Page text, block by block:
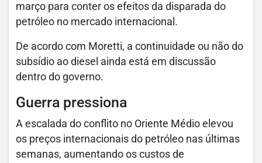
março para conter os efeitos da disparada do
petróleo no mercado internacional.
De acordo com Moretti, a continuidade ou não do
subsídio ao diesel ainda está em discussão
dentro do governo.
Guerra pressiona
A escalada do conflito no Oriente Médio elevou
os preços internacionais do petróleo nas últimas
semanas, aumentando os custos de